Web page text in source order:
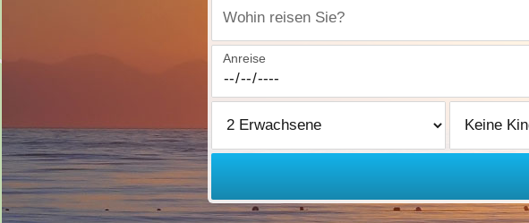
Wohin reisen Sie?
Anreise